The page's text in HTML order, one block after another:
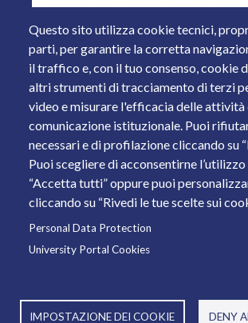
Questo sito utilizza cookie tecnici,
parti, per garantire la corretta
il traffico e, con il tuo consenso, cookie
altri strumenti di tracciamento di terzi
video e misurare l'efficacia delle attività
comunicazione istituzionale. Puoi
necessari e di profilazione cliccando su
Puoi scegliere di acconsentirne
“Accetta tutti” oppure puoi
cliccando su “Rivedi le tue scelte sui
Personal Data Protection
University Portal Cookies
IMPOSTAZIONE DEI COOKIE DENY
Piazza del Mercato, 15 - 25121 Brescia
Tel. +39 030 2988.1 PEC:
Partita IVA: 01773710171 Codice Fiscale:
© 2011 Università degli Studi di